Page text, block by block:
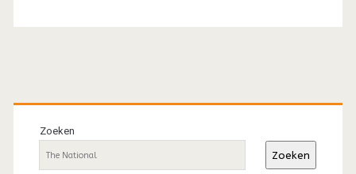
Primaire
sidebar
Zoeken
Zoeken